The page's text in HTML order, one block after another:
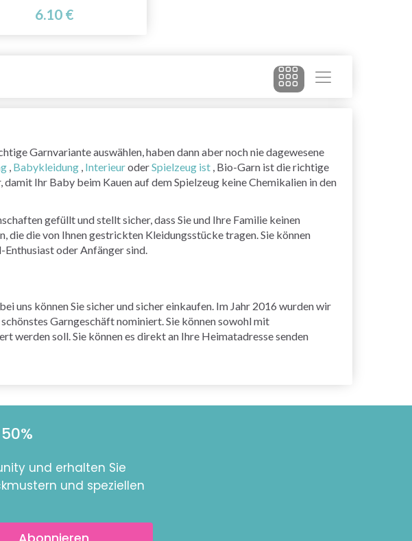
6.10 €
Garnvariante auswählen, haben dann aber noch nie dagewesene
, Babykleidung , InterieuroderSpielzeug ist , Bio-Garn ist die richtige
Ihr Baby beim Kauen auf dem Spielzeug keine Chemikalien in den
gefüllt und stellt sicher, dass Sie und Ihre Familie keinen
die die von Ihnen gestrickten Kleidungsstücke tragen. Sie können
Enthusiast oder Anfänger sind.
uns können Sie sicher und sicher einkaufen. Im Jahr 2016 wurden wir
Garngeschäft nominiert. Sie können sowohl mit
werden soll. Sie können es direkt an Ihre Heimatadresse senden
und erhalten Sie
und speziellen